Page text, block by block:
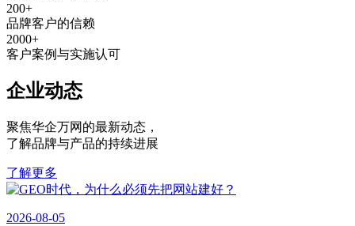
200+
品牌客户的信赖
2000+
客户案例与实施认可
企业动态
聚焦华企万网的最新动态 ，
了解品牌与产品的持续进展
了解更多
2026-08-05